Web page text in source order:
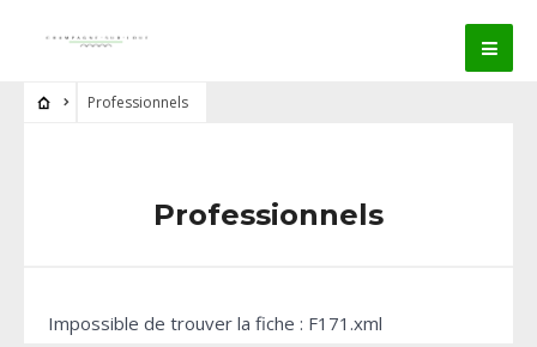
Professionnels
Professionnels
Impossible de trouver la fiche : F171.xml